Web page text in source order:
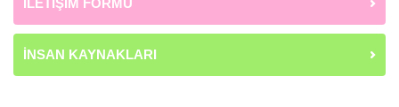
İLETİŞİM FORMU
İNSAN KAYNAKLARI